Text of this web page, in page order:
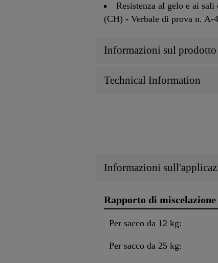
Resistenza al gelo e ai
(CH) - Verbale di prova n. A-
Informazioni sul prodotto
Technical Information
Informazioni
Rapporto di miscelazione
Per sacco da 12 kg:
Per sacco da 25 kg: